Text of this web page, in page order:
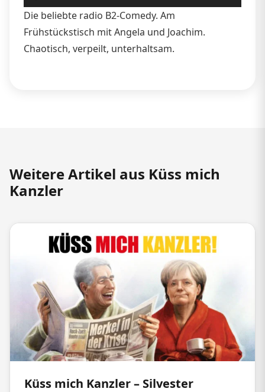
Player
Die beliebte radio B2-Comedy. Am
Frühstückstisch mit Angela und Joachim.
Chaotisch, verpeilt, unterhaltsam.
Weitere Artikel aus Küss mich
Kanzler
Küss mich Kanzler – Silvester